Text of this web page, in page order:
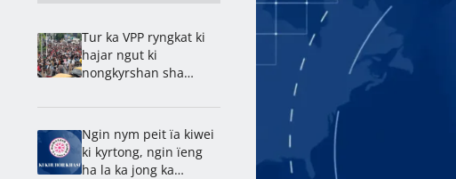
Tur ka VPP ryngkat ki
hajar ngut ki
nongkyrshan sha
Ngin nym peit ïa kiwei
ki kyrtong, ngin ïeng
ha la ka jong ka